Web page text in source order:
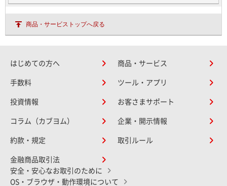
商品・サービストップへ戻る
はじめての方へ 商品・サービス
手数料 ツール・アプリ
投資情報 お客さまサポート
コラム（カブヨム） 企業・開示情報
約款・規定 取引ルール
金融商品取引法
安全・安心なお取引のために
OS・ブラウザ・動作環境について